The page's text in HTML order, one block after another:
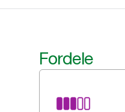
Fordele